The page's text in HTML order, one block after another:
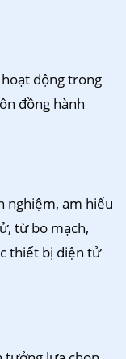
động trong
đồng hành
nghiệm, am hiểu
từ bo mạch,
thiết bị điện tử